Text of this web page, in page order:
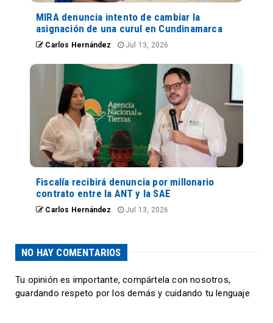
MIRA denuncia intento de cambiar la
asignación de una curul en Cundinamarca
Carlos Hernández Jul 13, 2026
Fiscalía recibirá denuncia por millonario
contrato entre la ANT y la SAE
Carlos Hernández Jul 13, 2026
NO HAY COMENTARIOS
Tu opinión es importante, compártela con nosotros,
guardando respeto por los demás y cuidando tu lenguaje